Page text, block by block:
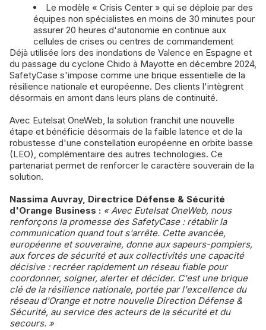
Le modèle « Crisis Center » qui se déploie par des
équipes non spécialistes en moins de 30 minutes pour
assurer 20 heures d'autonomie en continue aux
cellules de crises ou centres de commandement
Déjà utilisée lors des inondations de Valence en Espagne et
du passage du cyclone Chido à Mayotte en décembre 2024,
SafetyCase s'impose comme une brique essentielle de la
résilience nationale et européenne. Des clients l'intègrent
désormais en amont dans leurs plans de continuité.
Avec Eutelsat OneWeb, la solution franchit une nouvelle
étape et bénéficie désormais de la faible latence et de la
robustesse d'une constellation européenne en orbite basse
(LEO), complémentaire des autres technologies. Ce
partenariat permet de renforcer le caractère souverain de la
solution.
Nassima Auvray, Directrice Défense & Sécurité
d'Orange Business : « Avec Eutelsat OneWeb, nous
renforçons la promesse des SafetyCase : rétablir la
communication quand tout s'arrête. Cette avancée,
européenne et souveraine, donne aux sapeurs-pompiers,
aux forces de sécurité et aux collectivités une capacité
décisive : recréer rapidement un réseau fiable pour
coordonner, soigner, alerter et décider. C'est une brique
clé de la résilience nationale, portée par l'excellence du
réseau d'Orange et notre nouvelle Direction Défense &
Sécurité, au service des acteurs de la sécurité et du
secours. »